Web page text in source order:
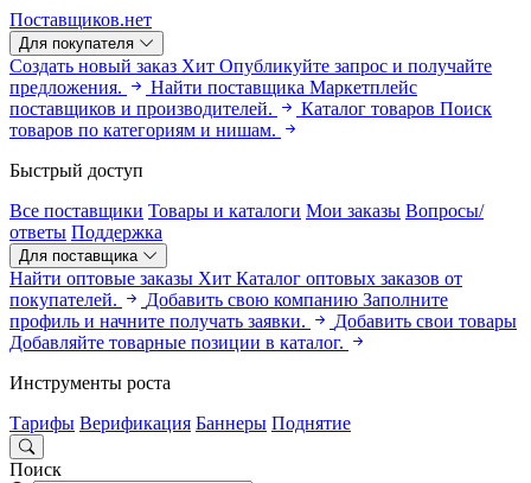
Поставщиков.нет
Для покупателя
Создать новый заказ Хит Опубликуйте запрос и получайте
предложения.
Найти поставщика Маркетплейс
поставщиков и производителей.
Каталог товаров Поиск
товаров по категориям и нишам.
Быстрый доступ
Все поставщики Товары и каталоги Мои заказы Вопросы/
ответы Поддержка
Для поставщика
Найти оптовые заказы Хит Каталог оптовых заказов от
покупателей.
Добавить свою компанию Заполните
профиль и начните получать заявки.
Добавить свои товары
Добавляйте товарные позиции в каталог.
Инструменты роста
Тарифы Верификация Баннеры Поднятие
Поиск